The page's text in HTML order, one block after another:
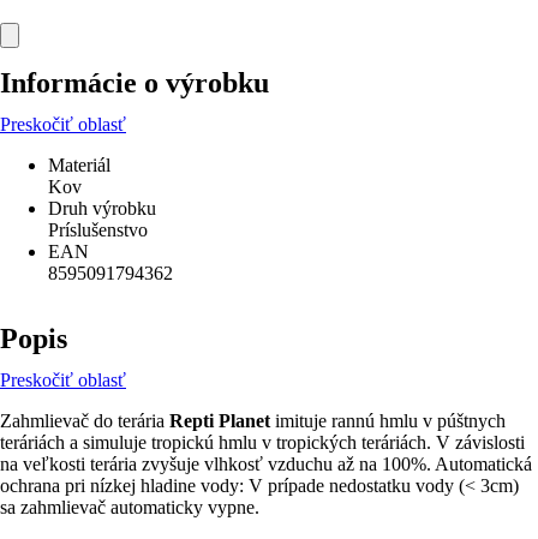
Informácie o výrobku
Preskočiť oblasť
Materiál
Kov
Druh výrobku
Príslušenstvo
EAN
8595091794362
Popis
Preskočiť oblasť
Zahmlievač do terária Repti Planet imituje rannú hmlu v púštnych
teráriách a simuluje tropickú hmlu v tropických teráriách. V závislosti
na veľkosti terária zvyšuje vlhkosť vzduchu až na 100%. Automatická
ochrana pri nízkej hladine vody: V prípade nedostatku vody (< 3cm)
sa zahmlievač automaticky vypne.